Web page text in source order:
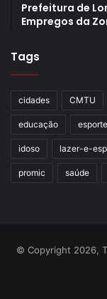
Prefeitura de
Empregos da
Tags
cidades CMTU
educação esporte
idoso lazer-e-
promic saúde
© Copyright 2026,